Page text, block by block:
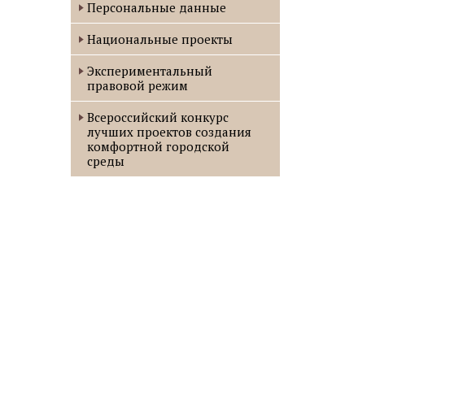
Персональные данные
Национальные проекты
Экспериментальный
правовой режим
Всероссийский конкурс
лучших проектов создания
комфортной городской
среды